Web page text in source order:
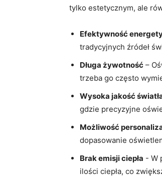
tylko estetycznym, ⁤ale
Efektywność
tradycyjnych⁣ źródeł
Długa żywotność –
trzeba go często⁣
Wysoka jakość
gdzie precyzyjne
Możliwość
dopasowanie
Brak emisji ciepła ⁣- W
ilości⁢ ciepła, co